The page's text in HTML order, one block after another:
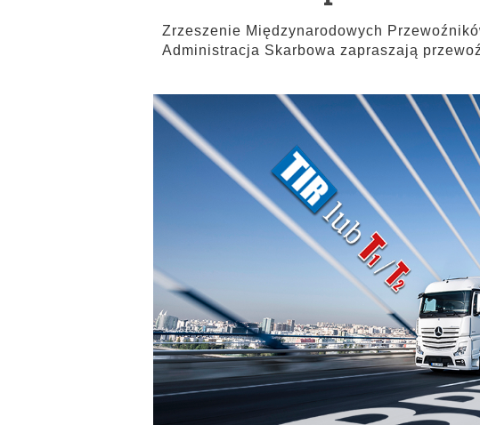
Zrzeszenie Międzynarodowych
Administracja Skarbowa zapraszają